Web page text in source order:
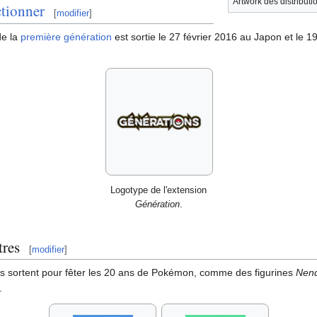
[modifier]
la première génération est sortie le 27 février 2016 au Japon et le
Logotype de l'extension
Génération.
[modifier]
sortent pour fêter les 20 ans de Pokémon, comme des figurines
.